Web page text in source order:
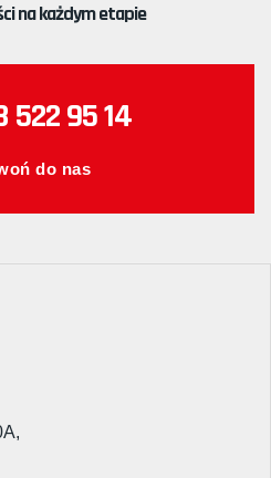
na każdym etapie
522 95 14
do nas